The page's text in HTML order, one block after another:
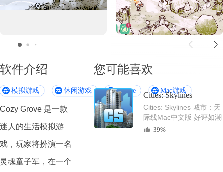
软件介绍
模拟游戏 休闲游戏 Arcade Mac游戏
Cozy Grove 是一款
迷人的生活模拟游
戏，玩家将扮演一名
灵魂童子军， 在一个
您可能喜欢
Cities: Skylines
Cities: Skylines 城市：天
际线Mac中文版 好评如潮
的城市建造模拟游戏
39%